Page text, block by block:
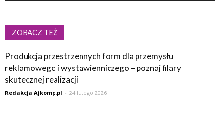
ZOBACZ TEŻ
Produkcja przestrzennych form dla przemysłu
reklamowego i wystawienniczego – poznaj filary
skutecznej realizacji
Redakcja Ajkomp.pl - 24 lutego 2026